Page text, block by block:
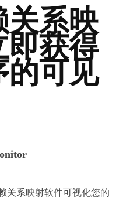
关系映
即获得
的可见
关系映射软件可视化您的